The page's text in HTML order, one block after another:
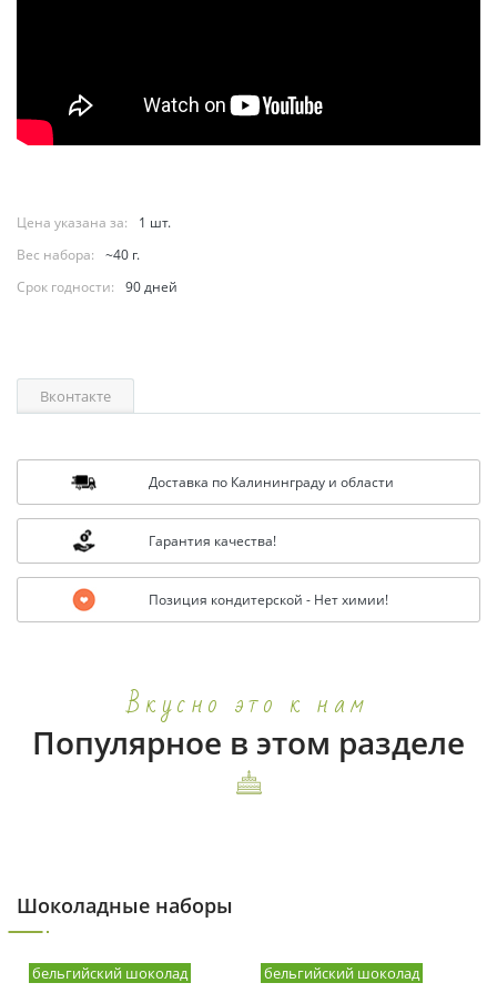
Цена указана за:
1 шт.
Вес набора:
~40 г.
Срок годности:
90 дней
Вконтакте
Доставка по Калининграду и области
Гарантия качества!
Позиция кондитерской - Нет химии!
Вкусно это к нам
Популярное в этом разделе
Шоколадные наборы
бельгийский шоколад бельгийский шоколад